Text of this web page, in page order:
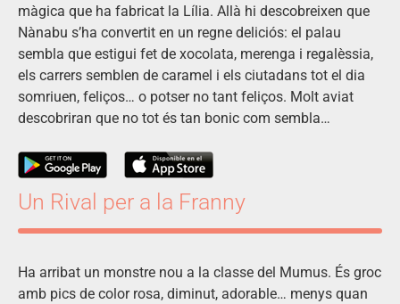
màgica que ha fabricat la Lília. Allà hi descobreixen que
Nànabu s’ha convertit en un regne deliciós: el palau
sembla que estigui fet de xocolata, merenga i regalèssia,
els carrers semblen de caramel i els ciutadans tot el dia
somriuen, feliços… o potser no tant feliços. Molt aviat
descobriran que no tot és tan bonic com sembla…
Un Rival per a la Franny
Ha arribat un monstre nou a la classe del Mumus. És groc
amb pics de color rosa, diminut, adorable… menys quan